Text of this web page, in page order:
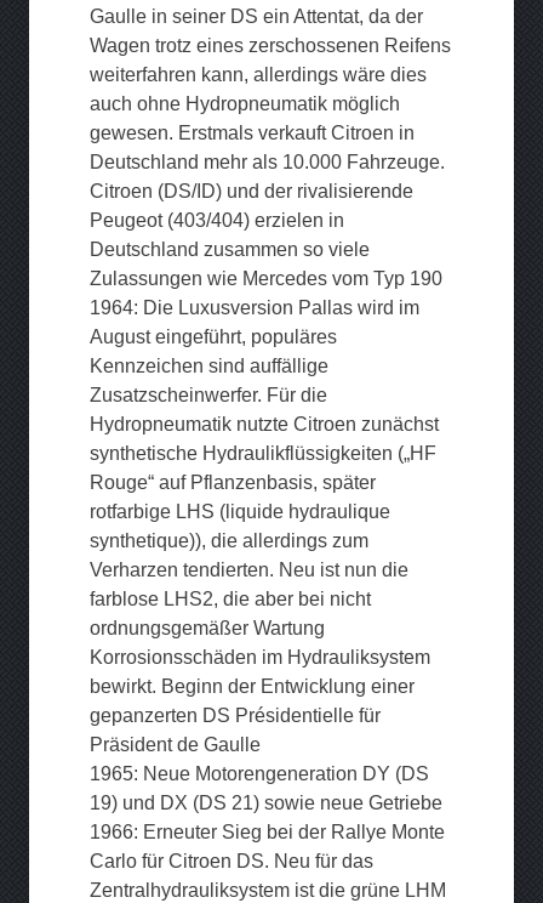
Gaulle in seiner DS ein Attentat, da der
Wagen trotz eines zerschossenen Reifens
weiterfahren kann, allerdings wäre dies
auch ohne Hydropneumatik möglich
gewesen. Erstmals verkauft Citroen in
Deutschland mehr als 10.000 Fahrzeuge.
Citroen (DS/ID) und der rivalisierende
Peugeot (403/404) erzielen in
Deutschland zusammen so viele
Zulassungen wie Mercedes vom Typ 190
1964: Die Luxusversion Pallas wird im
August eingeführt, populäres
Kennzeichen sind auffällige
Zusatzscheinwerfer. Für die
Hydropneumatik nutzte Citroen zunächst
synthetische Hydraulikflüssigkeiten („HF
Rouge“ auf Pflanzenbasis, später
rotfarbige LHS (liquide hydraulique
synthetique)), die allerdings zum
Verharzen tendierten. Neu ist nun die
farblose LHS2, die aber bei nicht
ordnungsgemäßer Wartung
Korrosionsschäden im Hydrauliksystem
bewirkt. Beginn der Entwicklung einer
gepanzerten DS Présidentielle für
Präsident de Gaulle
1965: Neue Motorengeneration DY (DS
19) und DX (DS 21) sowie neue Getriebe
1966: Erneuter Sieg bei der Rallye Monte
Carlo für Citroen DS. Neu für das
Zentralhydrauliksystem ist die grüne LHM